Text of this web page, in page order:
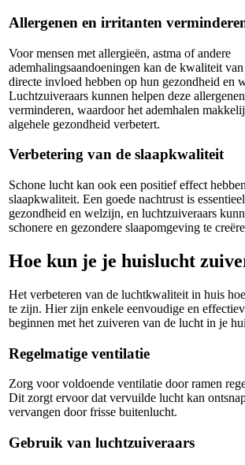
Allergenen en irritanten
Voor mensen met allergieën, astma of andere
ademhalingsaandoeningen kan de kwaliteit
directe invloed hebben op hun gezondheid en
Luchtzuiveraars kunnen helpen deze
verminderen, waardoor het ademhalen
algehele gezondheid verbetert.
Verbetering van de slaapkwaliteit
Schone lucht kan ook een positief effect
slaapkwaliteit. Een goede nachtrust is
gezondheid en welzijn, en luchtzuiveraars
schonere en gezondere slaapomgeving te
Hoe kun je je huislucht
Het verbeteren van de luchtkwaliteit in huis
te zijn. Hier zijn enkele eenvoudige en
beginnen met het zuiveren van de lucht in je
Regelmatige ventilatie
Zorg voor voldoende ventilatie door ramen
Dit zorgt ervoor dat vervuilde lucht kan
vervangen door frisse buitenlucht.
Gebruik van luchtzuiveraars